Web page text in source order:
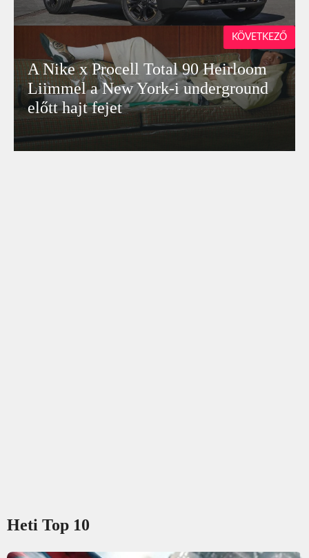
A Nike x Procell Total 90 Heirloom
Liimmel a New York-i underground
előtt hajt fejet
KÖVETKEZŐ
Heti Top 10